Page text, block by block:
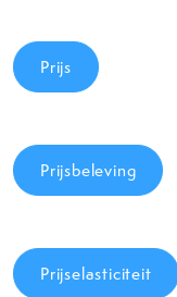
Prijs
Prijsbeleving
Prijselasticiteit